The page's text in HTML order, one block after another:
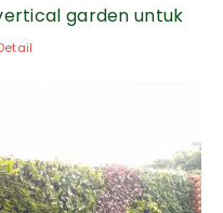
garden untuk